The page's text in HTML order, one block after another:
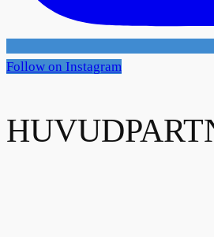
Follow on Instagram